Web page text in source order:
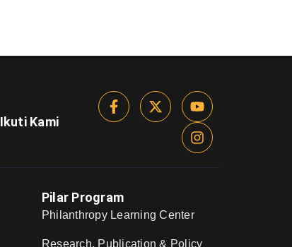
Ikuti Kami
Pilar Program
Philanthropy Learning Center
Research, Publication & Policy